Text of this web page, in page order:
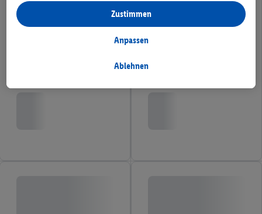
personalisierte Werbung innerhalb und außerhalb der Lidl-
Dienste verwendet. Sofern du Teilnehmer des Lidl Plus-
Programms bist, werden für diese Zwecke auch Daten aus
Unter „Anpassen“ kannst du einzelne Verwendungszwecke
Ablehnen
Anpassen
Zustimmen